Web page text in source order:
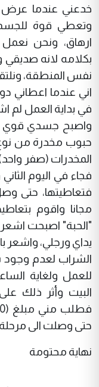
خدعني عندما عرض
وتعطي قوة
ارهاق، ونحن
بكلامه لانه
نفس المنطقة،
اني عندما اعطاني
في بداية العمل لم
واصبح جسدي قوي
حبوب مخدرة من
المخدرات (صفر
فجاء في اليوم
فتعاطيتها، حتى
مجانا واقوم
"الحبة" اصبحت
يداي ورجلي، واشعر
الشراب لعدم وجود
للعمل ولغاية
البيت وأثر ذلك
حتى وصلت الى مرحلة
نهاية محتومة